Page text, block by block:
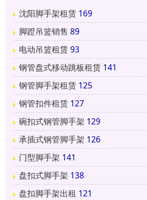
沈阳脚手架租赁 169
脚蹬吊篮销售 89
电动吊篮租赁93
钢管盘式移动跳板租赁 141
钢管脚手架租赁 125
钢管扣件租赁 127
碗扣式钢管脚手架 129
承插式钢管脚手架 126
门型脚手架 141
盘扣式脚手架 138
盘扣脚手架出租 121